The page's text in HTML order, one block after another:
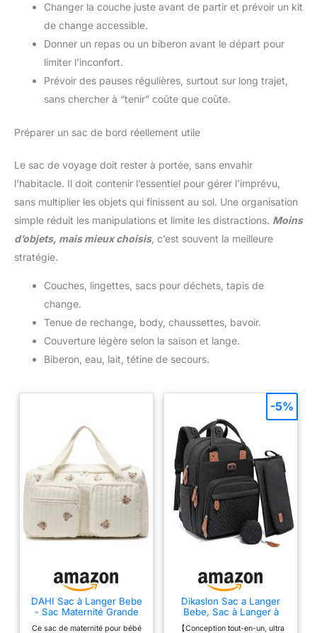
Changer la couche juste avant de partir et prévoir un kit
de change accessible.
Donner un repas ou un biberon avant le départ pour
limiter l’inconfort.
Prévoir des pauses régulières, surtout sur long trajet,
sans chercher à “tenir” coûte que coûte.
Préparer un sac de bord réellement utile
Le sac de voyage doit rester à portée, sans envahir
l’habitacle. Il doit contenir l’essentiel pour gérer l’imprévu,
sans multiplier les objets qui finissent au sol. Une organisation
simple réduit les manipulations et limite les distractions. Moins
d’objets, mais mieux choisis, c’est souvent la meilleure
stratégie.
Couches, lingettes, sacs pour déchets, tapis de
change.
Tenue de rechange, body, chaussettes, bavoir.
Couverture légère selon la saison et lange.
Biberon, eau, lait, tétine de secours.
DAHI Sac à Langer Bebe
- Sac Maternité Grande
Ce sac de maternité pour bébé
Dikaslon Sac a Langer
Bebe, Sac à Langer à
Dos Grande Capacité 18
【Conception tout-en-un, ultra
-5%